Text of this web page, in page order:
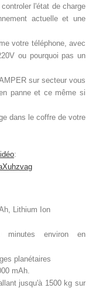
l'état de charge
actuelle et une
votre téléphone, avec
ou pourquoi pas un
sur secteur vous
panne et ce même si
dans le coffre de votre
:
Lithium Ion
minutes environ en
planétaires
mAh.
jusqu'à 1500 kg sur